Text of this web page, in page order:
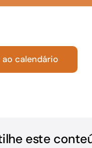
voltados aos serviços do
calendário
este